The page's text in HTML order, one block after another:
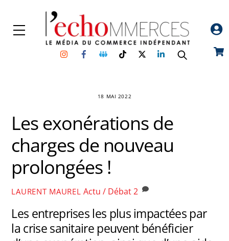
content
Menu
InstagramFacebookGroupe
Facebook
TikTokTwitterLinkedin
18 MAI 2022
Les exonérations de
charges de nouveau
prolongées !
LAURENT MAUREL Actu / Débat2
Les entreprises les plus impactées par
la crise sanitaire peuvent bénéficier